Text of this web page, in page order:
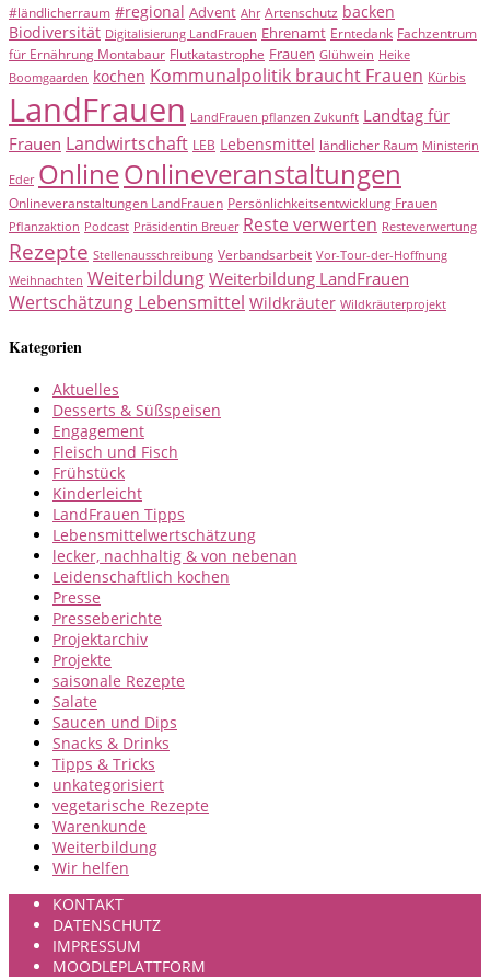
#ländlicherraum #regional Advent Ahr Artenschutz backen
Biodiversität Digitalisierung LandFrauen Ehrenamt Erntedank Fachzentrum
für Ernährung Montabaur Flutkatastrophe Frauen Glühwein Heike
Boomgaarden kochen Kommunalpolitik braucht Frauen Kürbis
LandFrauen LandFrauen pflanzen Zukunft Landtag für
Frauen Landwirtschaft LEB Lebensmittel ländlicher Raum Ministerin
Eder OnlineOnlineveranstaltungen
Onlineveranstaltungen LandFrauen Persönlichkeitsentwicklung Frauen
Pflanzaktion Podcast Präsidentin Breuer Reste verwerten Resteverwertung
Rezepte Stellenausschreibung Verbandsarbeit Vor-Tour-der-Hoffnung
Weihnachten Weiterbildung Weiterbildung LandFrauen
Wertschätzung Lebensmittel Wildkräuter Wildkräuterprojekt
Kategorien
Aktuelles
Desserts & Süßspeisen
Engagement
Fleisch und Fisch
Frühstück
Kinderleicht
LandFrauen Tipps
Lebensmittelwertschätzung
lecker, nachhaltig & von nebenan
Leidenschaftlich kochen
Presse
Presseberichte
Projektarchiv
Projekte
saisonale Rezepte
Salate
Saucen und Dips
Snacks & Drinks
Tipps & Tricks
unkategorisiert
vegetarische Rezepte
Warenkunde
Weiterbildung
Wir helfen
KONTAKT
DATENSCHUTZ
IMPRESSUM
MOODLEPLATTFORM